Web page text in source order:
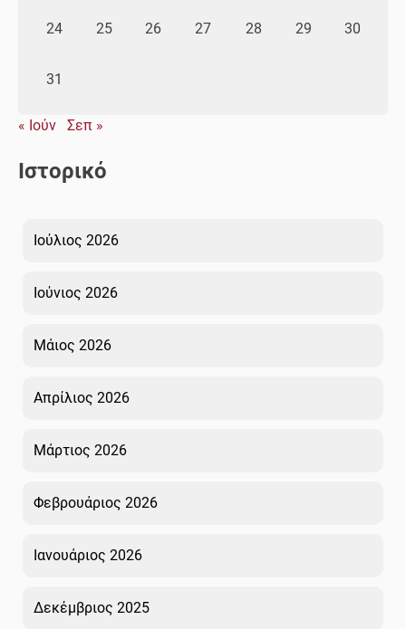
24 25 26 27 28 29 30
31
« Ιούν Σεπ »
Ιστορικό
Ιούλιος 2026
Ιούνιος 2026
Μάιος 2026
Απρίλιος 2026
Μάρτιος 2026
Φεβρουάριος 2026
Ιανουάριος 2026
Δεκέμβριος 2025